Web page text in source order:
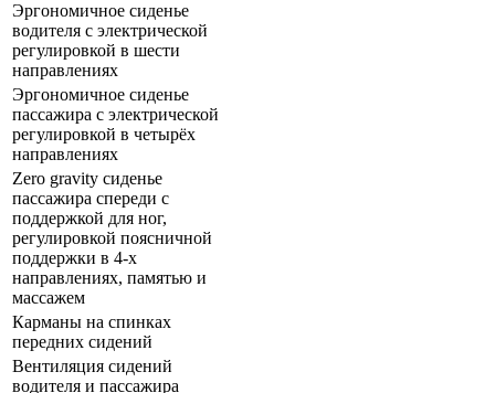
Эргономичное сиденье
водителя с электрической
регулировкой в шести
направлениях
Эргономичное сиденье
пассажира с электрической
регулировкой в четырёх
направлениях
Zero gravity сиденье
пассажира спереди с
поддержкой для ног,
регулировкой поясничной
поддержки в 4-х
направлениях, памятью и
массажем
Карманы на спинках
передних сидений
Вентиляция сидений
водителя и пассажира